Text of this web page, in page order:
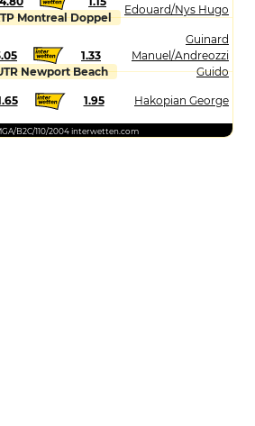
Edouard/Nys Hugo
Montreal Doppel
1.33
Guinard
Manuel/Andreozzi
Guido
Newport Beach
1.95 Hakopian George
B2C/110/2004 interwetten.com